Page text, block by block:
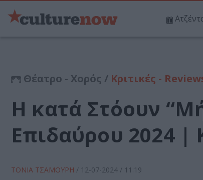
Θέατρο - Χορός / Κριτικές -
Η κατά Στόουν
Επιδαύρου 2024 |
ΤΟΝΙΑ ΤΣΑΜΟΥΡΗ / 12-07-2024 / 11:19